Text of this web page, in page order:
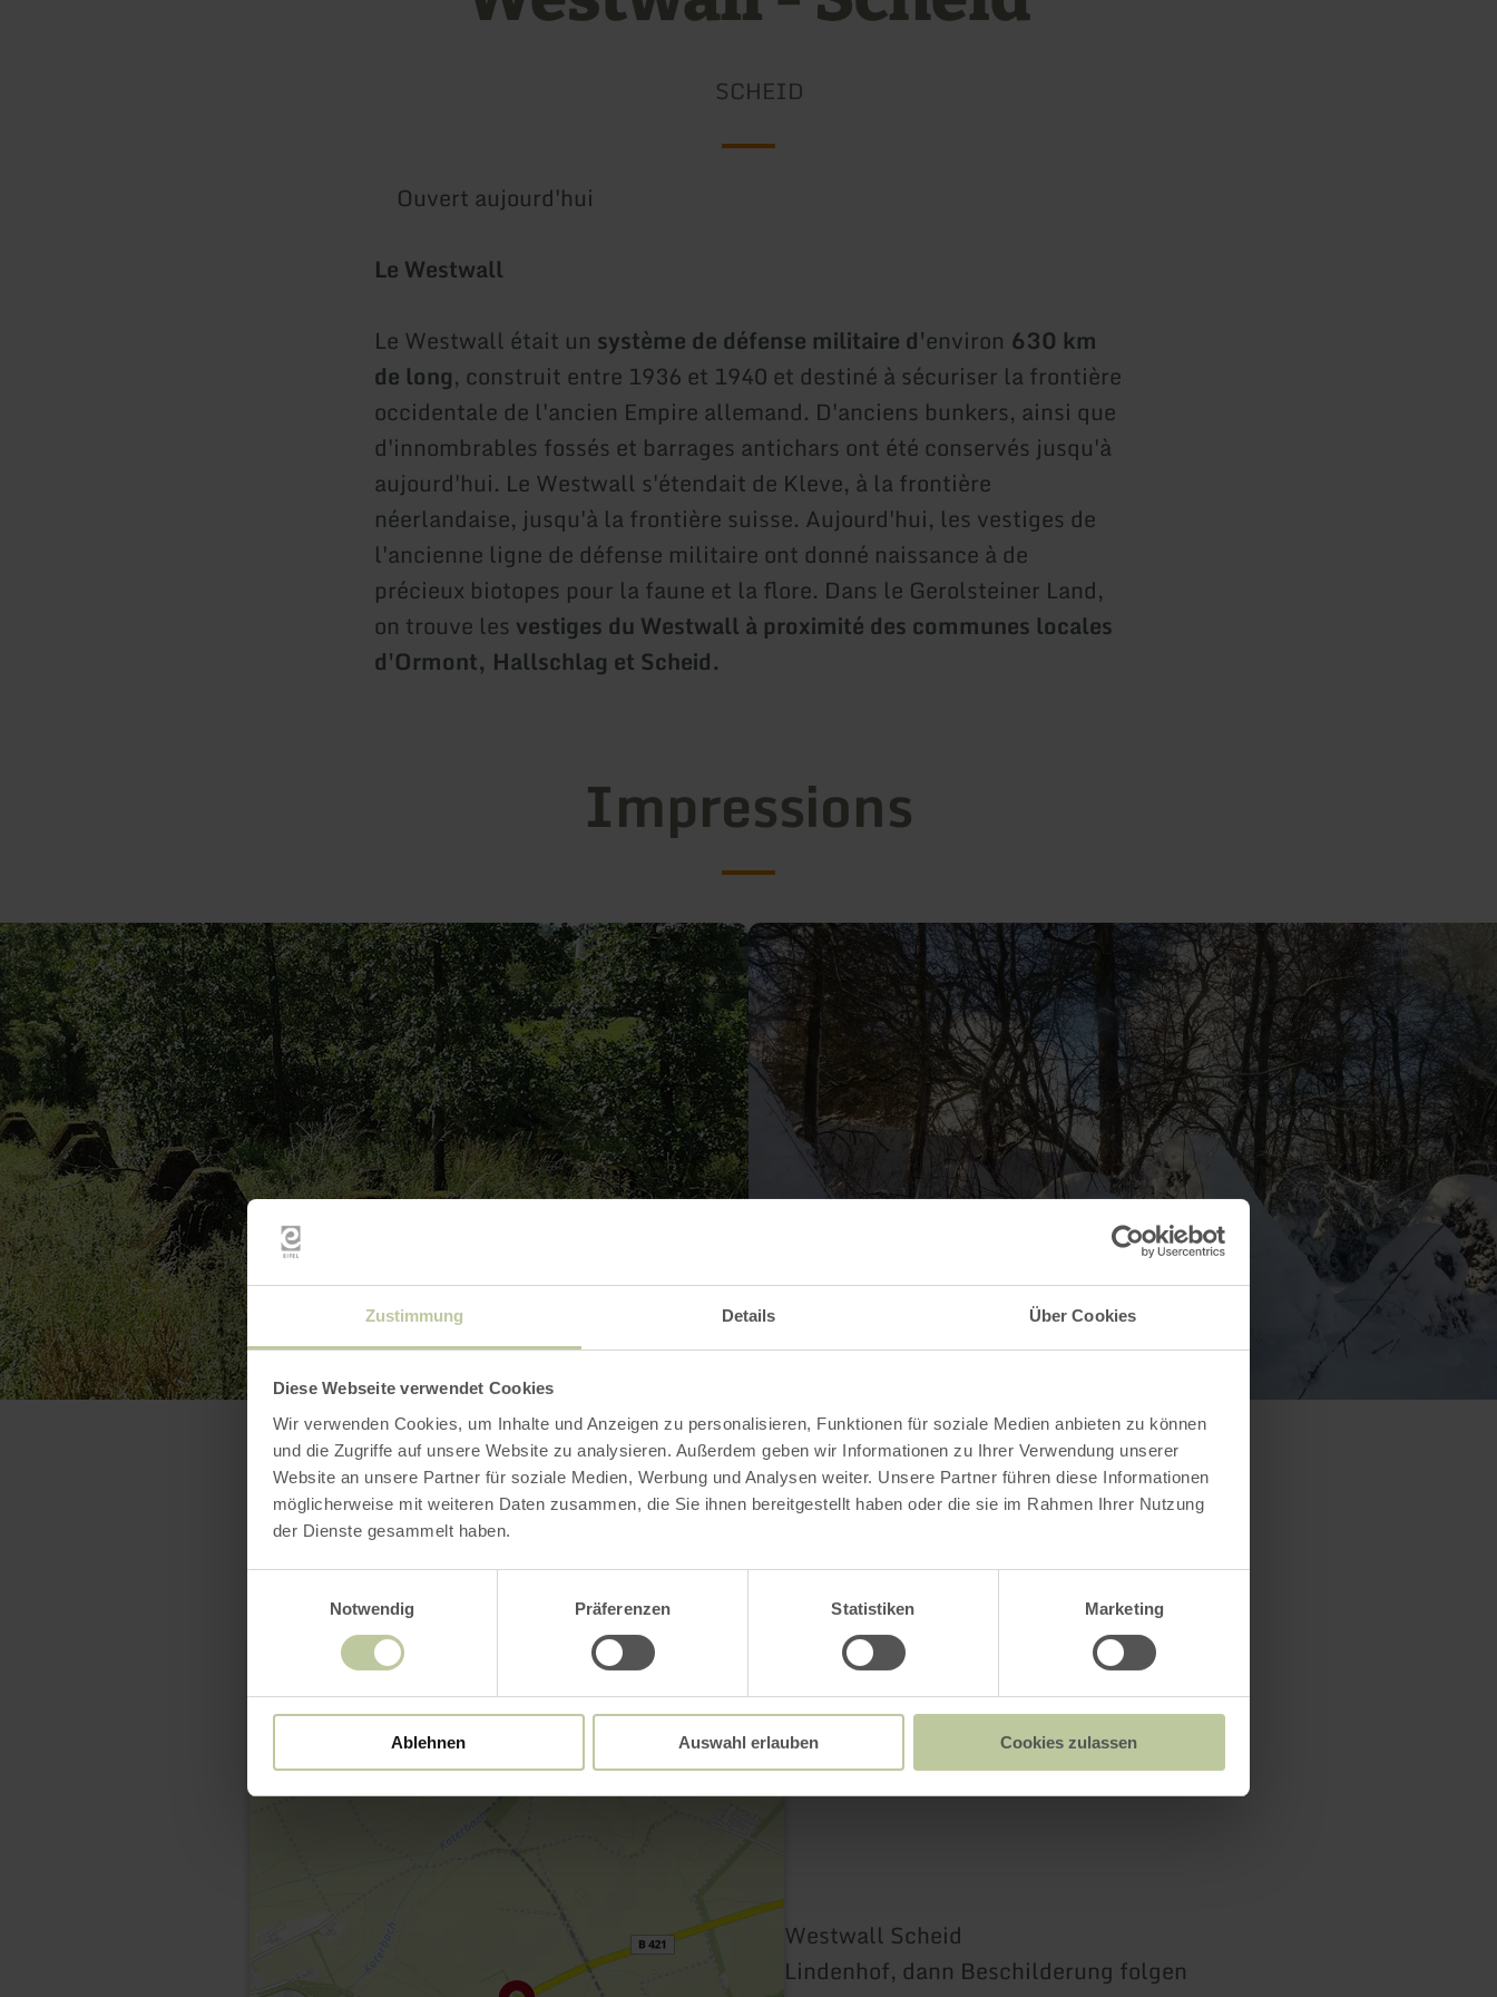
Zustimmung Details Über Cookies
Diese Webseite verwendet Cookies
Wir verwenden Cookies, um Inhalte und Anzeigen zu personalisieren, Funktionen für soziale Medien anbieten zu können
und die Zugriffe auf unsere Website zu analysieren. Außerdem geben wir Informationen zu Ihrer Verwendung unserer
Website an unsere Partner für soziale Medien, Werbung und Analysen weiter. Unsere Partner führen diese Informationen
möglicherweise mit weiteren Daten zusammen, die Sie ihnen bereitgestellt haben oder die sie im Rahmen Ihrer Nutzung
der Dienste gesammelt haben.
Notwendig
Präferenzen Statistiken Marketing
Ablehnen Auswahl erlauben Cookies zulassen
SCHEID
Ouvert aujourd'hui
Le Westwall
Le Westwall était un système de défense militaire d'environ 630 km
de long, construit entre 1936 et 1940 et destiné à sécuriser la frontière
occidentale de l'ancien Empire allemand. D'anciens bunkers, ainsi que
d'innombrables fossés et barrages antichars ont été conservés jusqu'à
aujourd'hui. Le Westwall s'étendait de Kleve, à la frontière
néerlandaise, jusqu'à la frontière suisse. Aujourd'hui, les vestiges de
l'ancienne ligne de défense militaire ont donné naissance à de
précieux biotopes pour la faune et la flore. Dans le Gerolsteiner Land,
on trouve les vestiges du Westwall à proximité des communes locales
d'Ormont, Hallschlag et Scheid.
Impressions
Contact
Westwall Scheid
Lindenhof, dann Beschilderung folgen